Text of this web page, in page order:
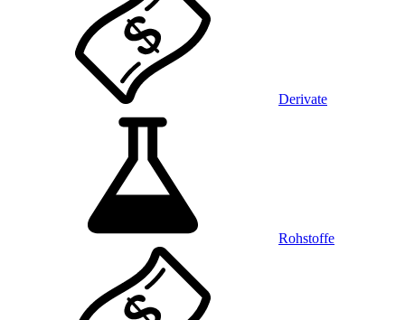
Derivate
Rohstoffe